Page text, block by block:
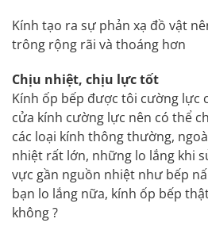
Kính tạo ra sự phản xạ đồ vật
trông rộng rãi và thoáng hơn
Chịu nhiệt, chịu lực tốt
Kính ốp bếp được tôi cường lực
cửa kính cường lực nên có thể
các loại kính thông thường,
nhiệt rất lớn, những lo lắng khi
vực gần nguồn nhiệt như bếp
bạn lo lắng nữa, kính ốp bếp
không ?